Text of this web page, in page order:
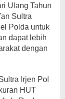
Ulang Tahun
Sultra
Polda untuk
dapat lebih
dengan
Irjen Pol
HUT